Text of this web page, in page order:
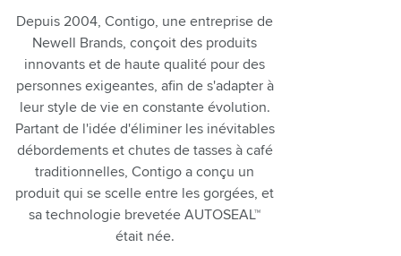
Depuis 2004, Contigo, une entreprise de
Newell Brands, conçoit des produits
innovants et de haute qualité pour des
personnes exigeantes, afin de s'adapter à
leur style de vie en constante évolution.
Partant de l'idée d'éliminer les inévitables
débordements et chutes de tasses à café
traditionnelles, Contigo a conçu un
produit qui se scelle entre les gorgées, et
sa technologie brevetée AUTOSEAL™
était née.